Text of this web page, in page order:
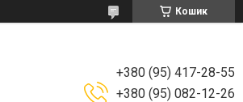
Кошик
+380 (95) 417-28-55
+380 (95) 082-12-26